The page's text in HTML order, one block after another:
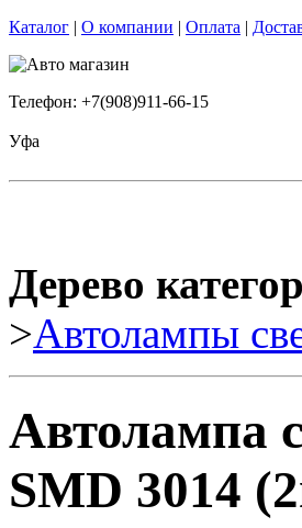
Каталог | О компании | Оплата |
Телефон: +7(908)911-66-15
Уфа
Дерево
>Автолампы
Автолампа
SMD 3014